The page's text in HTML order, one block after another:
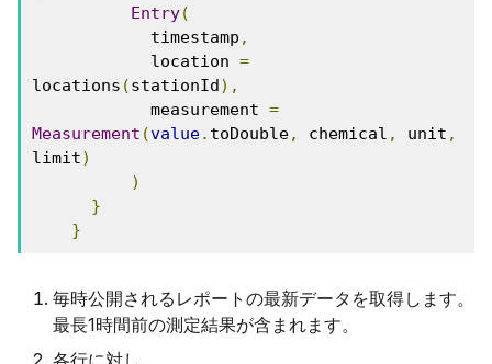
Entry(
            timestamp
,
            location
=
locations (stationId),
            measurement
=
Measurement (value. toDouble, chemical , unit ,
limit)
)
}
}
毎時公開されるレポートの最新データを取得します。
最長1時間前の測定結果が含まれます。
各行に対し、